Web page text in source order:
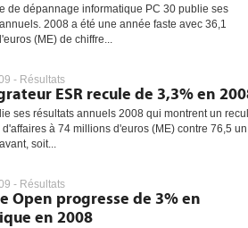
de dépannage informatique PC 30 publie ses
2008 a été une année faste avec 36,1
(ME) de chiffre...
- Résultats
ESR recule de 3,3% en
ses résultats annuels 2008 qui montrent un recul
d'affaires à 74 millions d'euros (ME) contre 76,5 un
soit...
- Résultats
Open progresse de 3% en
en 2008